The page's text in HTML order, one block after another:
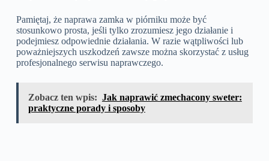
Pamiętaj, że naprawa zamka w piórniku może być
stosunkowo prosta, jeśli tylko zrozumiesz jego działanie i
podejmiesz odpowiednie działania. W razie wątpliwości lub
poważniejszych uszkodzeń zawsze można skorzystać z usług
profesjonalnego serwisu naprawczego.
Zobacz ten wpis: Jak naprawić zmechacony sweter:
praktyczne porady i sposoby